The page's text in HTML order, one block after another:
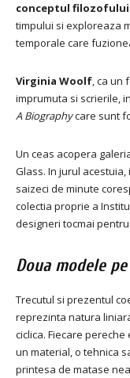
conceptul filozofului
timpului si exploreaza
temporale care
Virginia Woolf, ca un
imprumuta si scrierile,
A Biographycare sunt
Un ceas acopera
Glass. In jurul
saizeci de minute
colectia proprie a
designeri tocmai
Doua modele
Trecutul si prezentul
reprezinta natura
ciclica. Fiecare pereche
un material, o tehnica
printesa de matase